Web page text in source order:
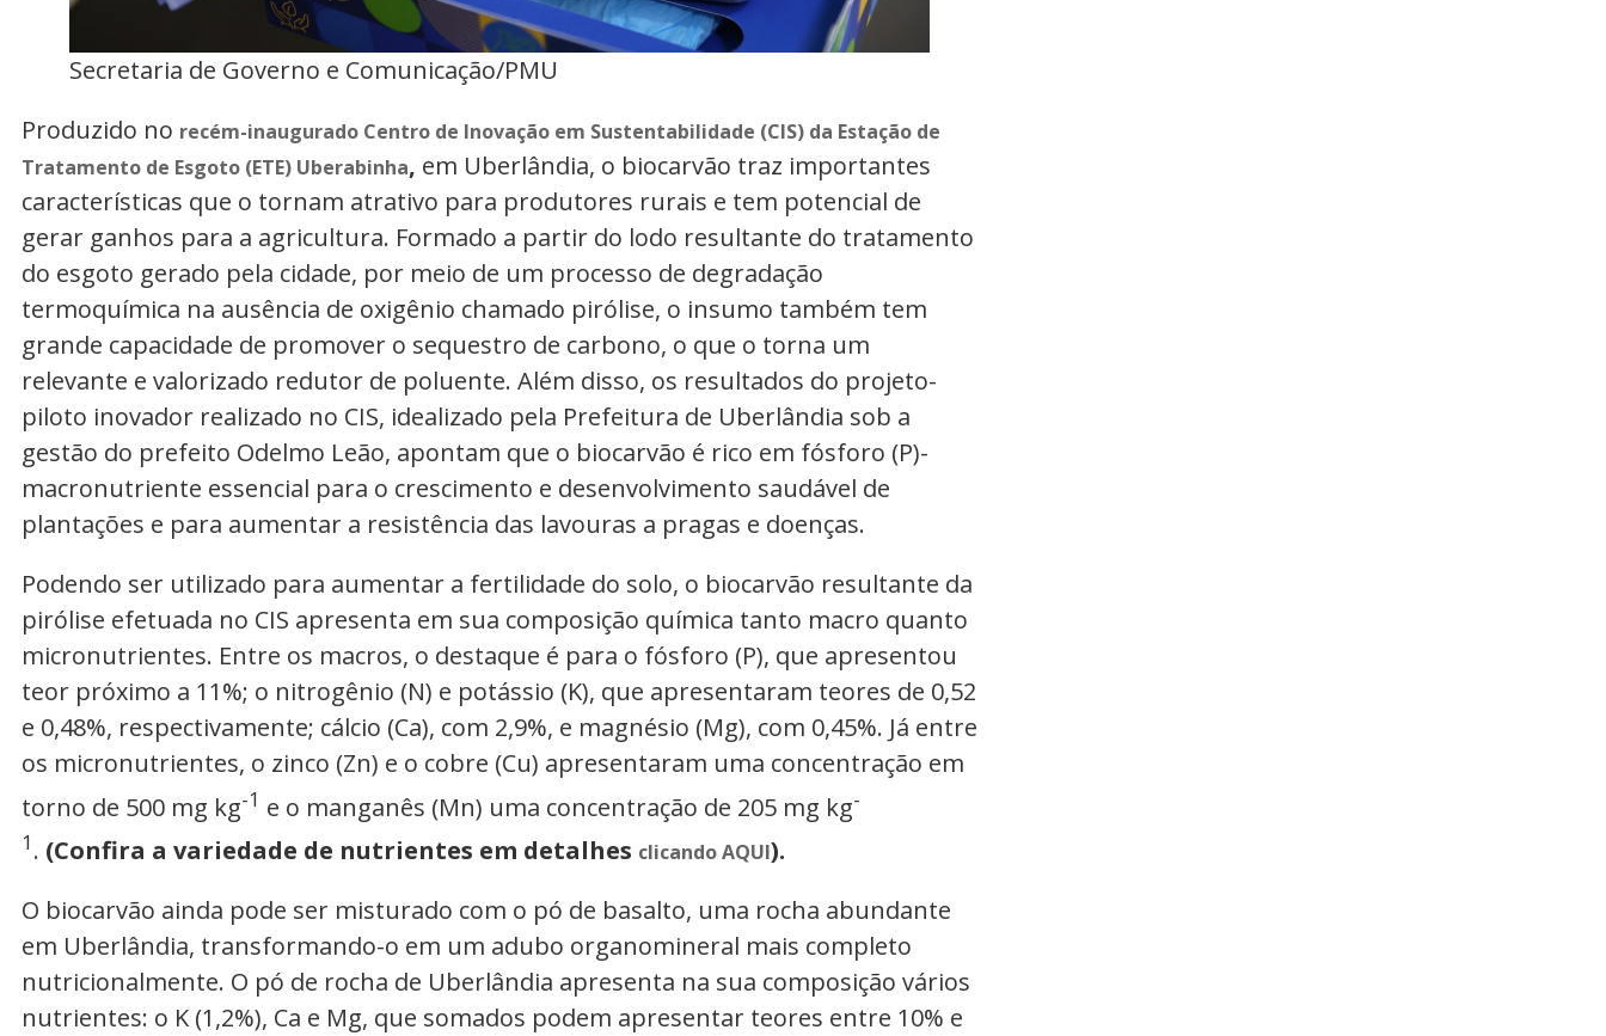
Secretaria de Governo e Comunicação/PMU
Produzido no recém-inaugurado Centro de Inovação em Sustentabilidade (CIS) da Estação de
Tratamento de Esgoto (ETE) Uberabinha, em Uberlândia, o biocarvão traz importantes
características que o tornam atrativo para produtores rurais e tem potencial de
gerar ganhos para a agricultura. Formado a partir do lodo resultante do tratamento
do esgoto gerado pela cidade, por meio de um processo de degradação
termoquímica na ausência de oxigênio chamado pirólise, o insumo também tem
grande capacidade de promover o sequestro de carbono, o que o torna um
relevante e valorizado redutor de poluente. Além disso, os resultados do projeto-
piloto inovador realizado no CIS, idealizado pela Prefeitura de Uberlândia sob a
gestão do prefeito Odelmo Leão, apontam que o biocarvão é rico em fósforo (P)-
macronutriente essencial para o crescimento e desenvolvimento saudável de
plantações e para aumentar a resistência das lavouras a pragas e doenças.
Podendo ser utilizado para aumentar a fertilidade do solo, o biocarvão resultante da
pirólise efetuada no CIS apresenta em sua composição química tanto macro quanto
micronutrientes. Entre os macros, o destaque é para o fósforo (P), que apresentou
teor próximo a 11%; o nitrogênio (N) e potássio (K), que apresentaram teores de 0,52
e 0,48%, respectivamente; cálcio (Ca), com 2,9%, e magnésio (Mg), com 0,45%. Já entre
os micronutrientes, o zinco (Zn) e o cobre (Cu) apresentaram uma concentração em
torno de 500 mg kg-1 e o manganês (Mn) uma concentração de 205 mg kg-
1 . (Confira a variedade de nutrientes em detalhes clicando AQUI).
O biocarvão ainda pode ser misturado com o pó de basalto, uma rocha abundante
em Uberlândia, transformando-o em um adubo organomineral mais completo
nutricionalmente. O pó de rocha de Uberlândia apresenta na sua composição vários
nutrientes: o K (1,2%), Ca e Mg, que somados podem apresentar teores entre 10% e